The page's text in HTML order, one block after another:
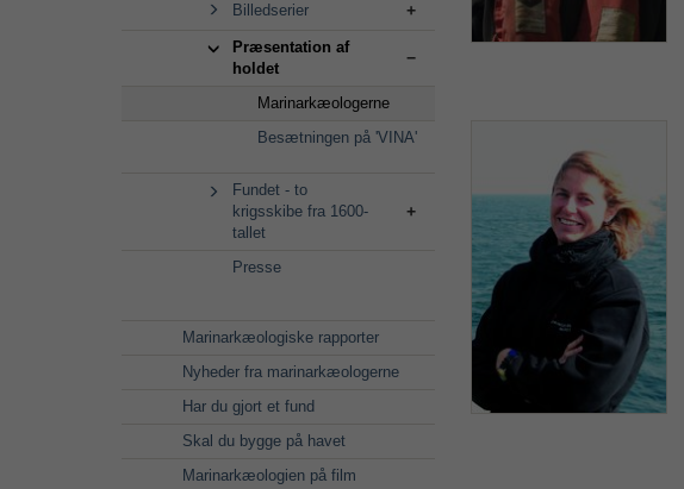
Billedserier
Præsentation af
holdet
Marinarkæologerne
Besætningen på 'VINA'
Fundet - to
krigsskibe fra 1600-
tallet
Presse
Marinarkæologiske rapporter
Nyheder fra marinarkæologerne
Har du gjort et fund
Skal du bygge på havet
Marinarkæologien på film